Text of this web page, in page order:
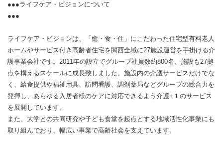
●●●ライフケア・ビジョンについて
●●●
ライフケア・ビジョンは、「癒・食・住」にこだわった住宅型有料老人
ホームやサービス付き高齢者住宅を関西全域に27施設運営を手掛ける介
護事業会社です。2011年の設立でグループ社員数約800名、施設も27拠
点を構えるスケールに成長致しました。施設内の介護サービスだけでな
く、給食提供や福祉用具、訪問看護、調剤薬局などグループの総合力を
発揮し、あらゆる入居者様のケアに対応できるよう介護+１のサービス
を展開しています。
また、大学との共同研究や子ども食堂を起点とする地域活性化事業にも
取り組んでおり、幅広い事業で高齢社会を支えています。